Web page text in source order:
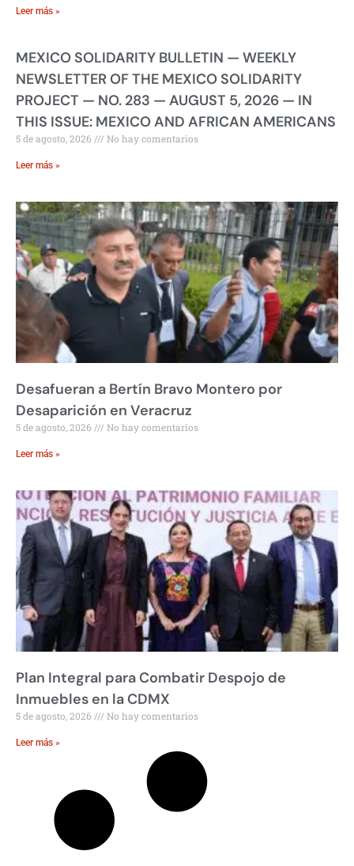
Leer más »
MEXICO SOLIDARITY BULLETIN — WEEKLY
NEWSLETTER OF THE MEXICO SOLIDARITY
PROJECT — NO. 283 — AUGUST 5, 2026 — IN
THIS ISSUE: MEXICO AND AFRICAN AMERICANS
5 de agosto, 2026 No hay comentarios
Leer más »
Desafueran a Bertín Bravo Montero por
Desaparición en Veracruz
5 de agosto, 2026 No hay comentarios
Leer más »
Plan Integral para Combatir Despojo de
Inmuebles en la CDMX
5 de agosto, 2026 No hay comentarios
Leer más »